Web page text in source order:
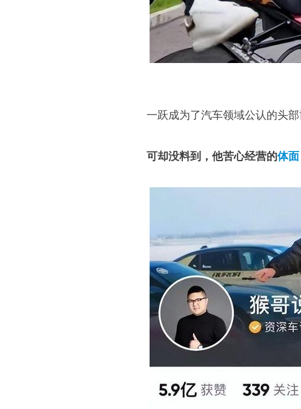
一跃成为了汽车领域公认的头
可却没料到，他苦心经营的体面